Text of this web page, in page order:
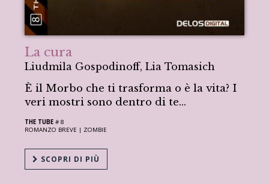
La cura
Liudmila Gospodinoff, Lia Tomasich
È il Morbo che ti trasforma o è la vita? I
veri mostri sono dentro di te...
THE TUBE # 8
ROMANZO BREVE | ZOMBIE
SCOPRI DI PIÙ